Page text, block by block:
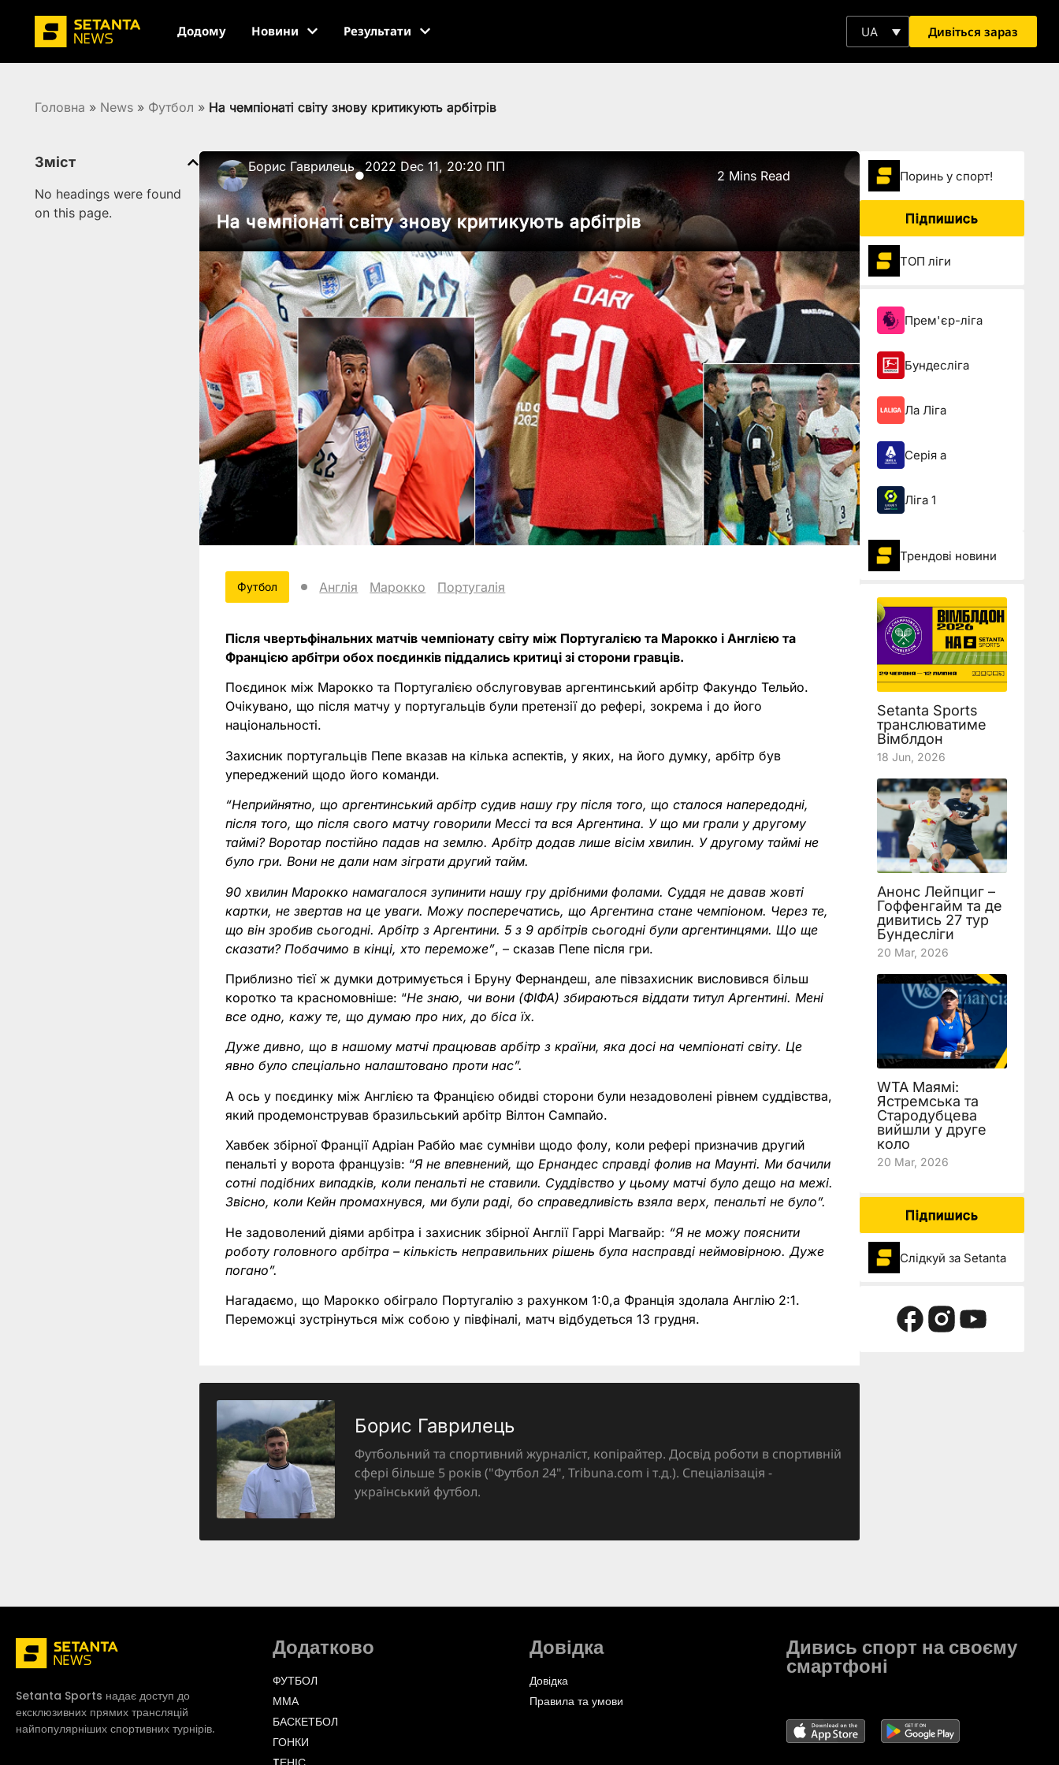
Додому Новини Результати UA Дивіться зараз
Головна » News » Футбол » На чемпіонаті світу знову критикують арбітрів
Зміст
No headings were found
on this page.
Борис Гаврилець
●
2022 Dec 11, 20:20 ПП
2 Mins Read
На чемпіонаті світу знову критикують арбітрів
Футбол Англія Марокко Португалія
Після чвертьфінальних матчів чемпіонату світу між Португалією та Марокко і Англією та
Францією арбітри обох поєдинків піддались критиці зі сторони гравців.
Поєдинок між Марокко та Португалією обслуговував аргентинський арбітр Факундо Тельйо.
Очікувано, що після матчу у португальців були претензії до рефері, зокрема і до його
національності.
Захисник португальців Пепе вказав на кілька аспектів, у яких, на його думку, арбітр був
упереджений щодо його команди.
“Неприйнятно, що аргентинський арбітр судив нашу гру після того, що сталося напередодні,
після того, що після свого матчу говорили Мессі та вся Аргентина. У що ми грали у другому
таймі? Воротар постійно падав на землю. Арбітр додав лише вісім хвилин. У другому таймі не
було гри. Вони не дали нам зіграти другий тайм.
90 хвилин Марокко намагалося зупинити нашу гру дрібними фолами. Суддя не давав жовті
картки, не звертав на це уваги. Можу посперечатись, що Аргентина стане чемпіоном. Через те,
що він зробив сьогодні. Арбітр з Аргентини. 5 з 9 арбітрів сьогодні були аргентинцями. Що ще
сказати? Побачимо в кінці, хто переможе”, – сказав Пепе після гри.
Приблизно тієї ж думки дотримується і Бруну Фернандеш, але півзахисник висловився більш
коротко та красномовніше: “Не знаю, чи вони (ФІФА) збираються віддати титул Аргентині. Мені
все одно, кажу те, що думаю про них, до біса їх.
Дуже дивно, що в нашому матчі працював арбітр з країни, яка досі на чемпіонаті світу. Це
явно було спеціально налаштовано проти нас”.
А ось у поєдинку між Англією та Францією обидві сторони були незадоволені рівнем суддівства,
який продемонстрував бразильський арбітр Вілтон Сампайо.
Хавбек збірної Франції Адріан Рабйо має сумніви щодо фолу, коли рефері призначив другий
пенальті у ворота французів: “Я не впевнений, що Ернандес справді фолив на Маунті. Ми бачили
сотні подібних випадків, коли пенальті не ставили. Суддівство у цьому матчі було дещо на межі.
Звісно, коли Кейн промахнувся, ми були раді, бо справедливість взяла верх, пенальті не було”.
Не задоволений діями арбітра і захисник збірної Англії Гаррі Магвайр: “Я не можу пояснити
роботу головного арбітра – кількість неправильних рішень була насправді неймовірною. Дуже
погано”.
Нагадаємо, що Марокко обіграло Португалію з рахунком 1:0,а Франція здолала Англію 2:1.
Переможці зустрінуться між собою у півфіналі, матч відбудеться 13 грудня.
Борис Гаврилець
Футбольний та спортивний журналіст, копірайтер. Досвід роботи в спортивній
сфері більше 5 років ("Футбол 24", Tribuna.com і т.д.). Спеціалізація -
український футбол.
Поринь у спорт!
Підпишись
ТОП ліги
Прем'єр-ліга
Бундесліга
Ла Ліга
Серія а
Ліга 1
Трендові новини
Setanta Sports
транслюватиме
Вімблдон
18 Jun, 2026
Анонс Лейпциг –
Гоффенгайм та де
дивитись 27 тур
Бундесліги
20 Mar, 2026
WTA Маямі:
Ястремська та
Стародубцева
вийшли у друге
коло
20 Mar, 2026
Підпишись
Слідкуй за Setanta
Setanta Sports надає доступ до
ексклюзивних прямих трансляцій
найпопулярніших спортивних турнірів.
Додатково
ФУТБОЛ
ММА
БАСКЕТБОЛ
ГОНКИ
Довідка
Довідка
Правила та умови
Дивись спорт на своєму
смартфоні